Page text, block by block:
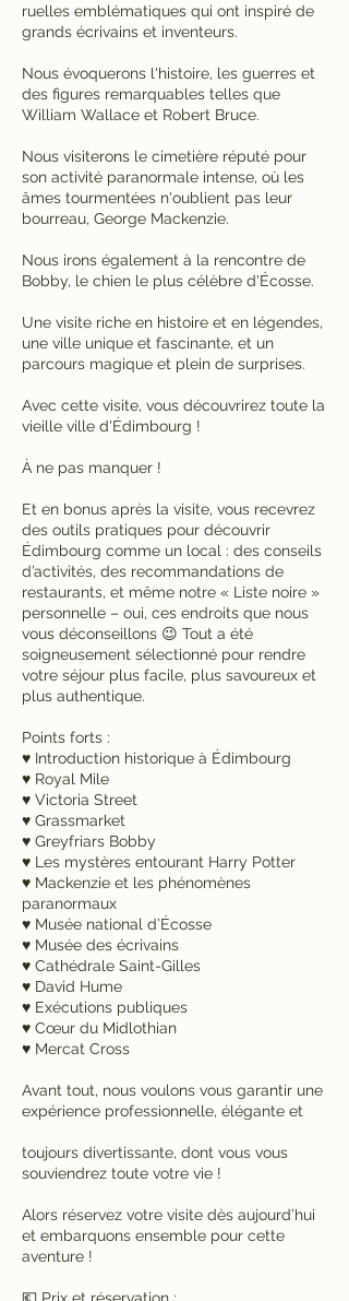
ruelles emblématiques qui ont inspiré de
grands écrivains et inventeurs.
Nous évoquerons l'histoire, les guerres et
des figures remarquables telles que
William Wallace et Robert Bruce.
Nous visiterons le cimetière réputé pour
son activité paranormale intense, où les
âmes tourmentées n'oublient pas leur
bourreau, George Mackenzie.
Nous irons également à la rencontre de
Bobby, le chien le plus célèbre d'Écosse.
Une visite riche en histoire et en légendes,
une ville unique et fascinante, et un
parcours magique et plein de surprises.
Avec cette visite, vous découvrirez toute la
vieille ville d'Édimbourg !
À ne pas manquer !
Et en bonus après la visite, vous recevrez
des outils pratiques pour découvrir
Édimbourg comme un local : des conseils
d’activités, des recommandations de
restaurants, et même notre « Liste noire »
personnelle – oui, ces endroits que nous
vous déconseillons 😉 Tout a été
soigneusement sélectionné pour rendre
votre séjour plus facile, plus savoureux et
plus authentique.
Points forts :
♥ Introduction historique à Édimbourg
♥ Royal Mile
♥ Victoria Street
♥ Grassmarket
♥ Greyfriars Bobby
♥ Les mystères entourant Harry Potter
♥ Mackenzie et les phénomènes
paranormaux
♥ Musée national d’Écosse
♥ Musée des écrivains
♥ Cathédrale Saint-Gilles
♥ David Hume
♥ Exécutions publiques
♥ Cœur du Midlothian
♥ Mercat Cross
Avant tout, nous voulons vous garantir une
expérience professionnelle, élégante et
toujours divertissante, dont vous vous
souviendrez toute votre vie !
Alors réservez votre visite dès aujourd’hui
et embarquons ensemble pour cette
aventure !
💶 Prix et réservation :